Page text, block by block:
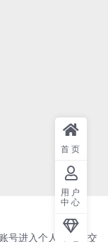
号进入个人中心提交
首页
用户
中心